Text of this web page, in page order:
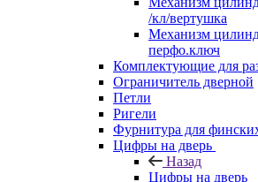
/кл/вертушка
Механизм
перфо.ключ
Комплектующие для
Ограничитель дверной
Петли
Ригели
Фурнитура для
Цифры на дверь
Назад
Цифры на дверь